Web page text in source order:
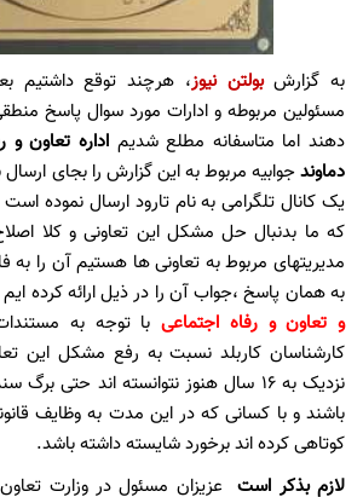
به گزارشبولتن نیوز، هرچند توقع داشتیم
مسئولین مربوطه و ادارات مورد سوال پاسخ
دهند اما متاسفانه مطلع شدیم اداره تعاون
دماوندجوابیه مربوط به این گزارش را بجای
یک کانال تلگرامی به نام تارود ارسال نموده
که ما بدنبال حل مشکل این تعاونی و کلا اصلاح
مدیریتهای مربوط به تعاونی ها هستیم آن را به
به همان پاسخ ،جواب آن را در ذیل ارائه کرده
و تعاون و رفاه اجتماعیبا توجه به
کارشناسان کاربلد نسبت به رفع مشکل این
نزدیک به 16 سال هنوز نتوانسته اند حتی
باشند و با کسانی که در این مدت به وظایف
کوتاهی کرده اند برخورد شایسته داشته باشد.
لازم بذکر استعزیزان مسئول در وزارت